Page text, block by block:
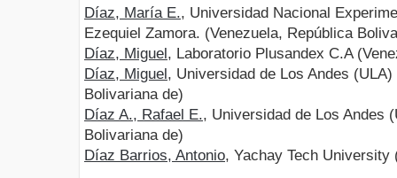
Díaz, María E., Universidad Nacional
Ezequiel Zamora. (Venezuela, República
Díaz, Miguel, Laboratorio Plusandex C.A
Díaz, Miguel, Universidad de Los Andes
Bolivariana de)
Díaz A., Rafael E., Universidad de Los Andes
Bolivariana de)
Díaz Barrios, Antonio, Yachay Tech University